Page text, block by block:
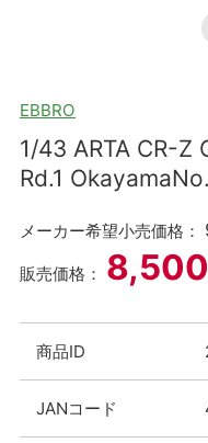
EBBRO
1/43 ARTA CR-Z
Rd.1
メーカー希望小売価格：
販売価格： 8,500
商品ID
JANコード